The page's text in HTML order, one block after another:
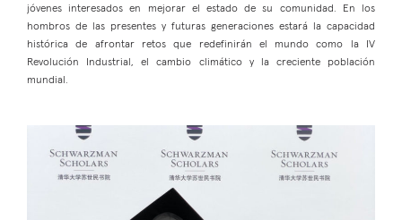
jóvenes interesados en mejorar el estado de su comunidad. En los
hombros de las presentes y futuras generaciones estará la capacidad
histórica de afrontar retos que redefinirán el mundo como la IV
Revolución Industrial, el cambio climático y la creciente población
mundial.